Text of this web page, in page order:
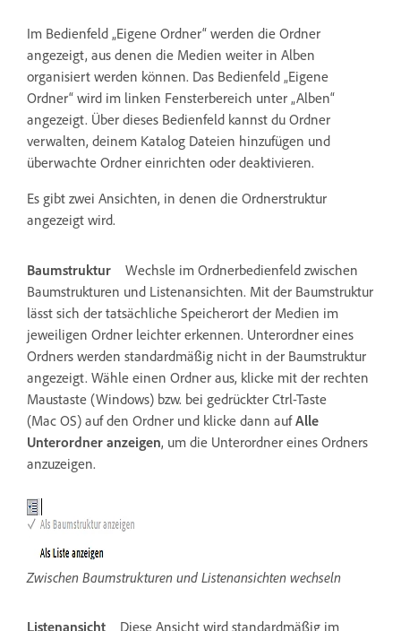
Im Bedienfeld „Eigene Ordner“ werden die Ordner
angezeigt, aus denen die Medien weiter in Alben
organisiert werden können. Das Bedienfeld „Eigene
Ordner“ wird im linken Fensterbereich unter „Alben“
angezeigt. Über dieses Bedienfeld kannst du Ordner
verwalten, deinem Katalog Dateien hinzufügen und
überwachte Ordner einrichten oder deaktivieren.
Es gibt zwei Ansichten, in denen die Ordnerstruktur
angezeigt wird.
Baumstruktur
Wechsle im Ordnerbedienfeld zwischen
Baumstrukturen und Listenansichten. Mit der Baumstruktur
lässt sich der tatsächliche Speicherort der Medien im
jeweiligen Ordner leichter erkennen. Unterordner eines
Ordners werden standardmäßig nicht in der Baumstruktur
angezeigt. Wähle einen Ordner aus, klicke mit der rechten
Maustaste (Windows) bzw. bei gedrückter Ctrl-Taste
(Mac OS) auf den Ordner und klicke dann aufAlle
Unterordner anzeigen, um die Unterordner eines Ordners
anzuzeigen.
Zwischen Baumstrukturen und Listenansichten wechseln
Listenansicht
Diese Ansicht wird standardmäßig im